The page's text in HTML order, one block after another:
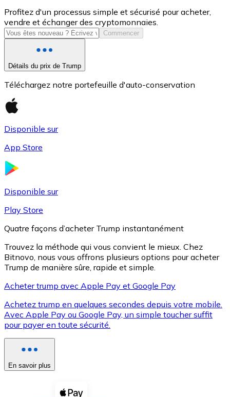
USDC
XRP
XRP
Voir toutes
Coupons crypto
Profitez d'un processus simple et sécurisé pour acheter,
vendre et échanger des cryptomonnaies.
Commencer
Détails du prix de Trump
Téléchargez notre portefeuille d'auto-conservation
Disponible sur
App Store
Disponible sur
Play Store
Quatre façons d’acheter Trump instantanément
Trouvez la méthode qui vous convient le mieux. Chez
Bitnovo, nous vous offrons plusieurs options pour acheter
Trump de manière sûre, rapide et simple.
Acheter trump avec Apple Pay et Google Pay
Achetez trump en quelques secondes depuis votre mobile.
Avec Apple Pay ou Google Pay, un simple toucher suffit
pour payer en toute sécurité.
En savoir plus